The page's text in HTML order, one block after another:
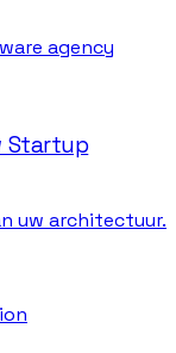
agency
Startup
uw architectuur.